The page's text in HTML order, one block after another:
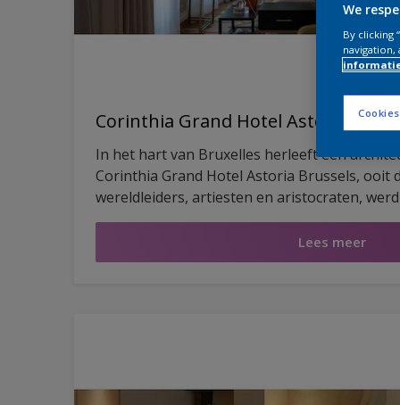
Corinthia Grand Hotel Astoria
In het hart van Bruxelles herleeft een
Corinthia Grand Hotel Astoria Brussels, ooit
wereldleiders, artiesten en aristocraten,
en renovatie opnieuw geopend. Wat ooit
vandaag opnieuw een luxe hotel waar
elkaar vinden.
Lees meer
We
By clicking
navigation,